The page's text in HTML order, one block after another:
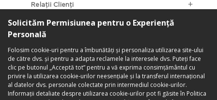
Relații Clienți
Categorii Populare
Localizarea Magazinelor
contact@penti.com.ro